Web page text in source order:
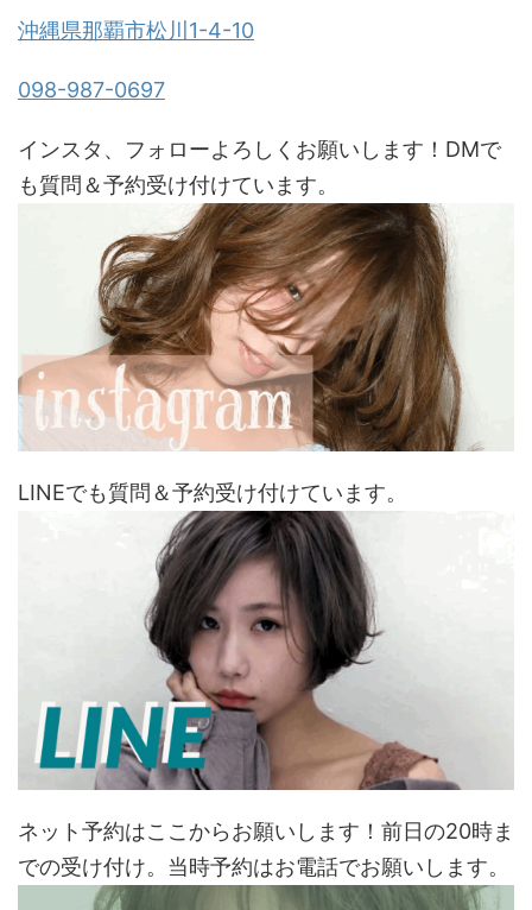
沖縄県那覇市松川1-4-10
098-987-0697
インスタ、フォローよろしくお願いします！DMで
も質問＆予約受け付けています。
LINEでも質問＆予約受け付けています。
ネット予約はここからお願いします！前日の20時ま
での受け付け。当時予約はお電話でお願いします。